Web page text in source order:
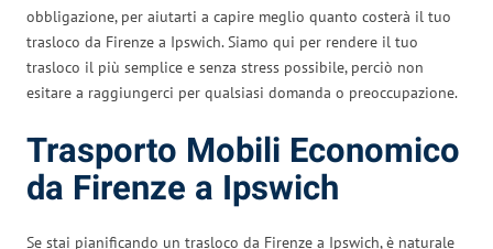
obbligazione, per aiutarti a capire meglio quanto costerà il tuo
trasloco da Firenze a Ipswich. Siamo qui per rendere il tuo
trasloco il più semplice e senza stress possibile, perciò non
esitare a raggiungerci per qualsiasi domanda o preoccupazione.
Trasporto Mobili Economico
da Firenze a Ipswich
Se stai pianificando un trasloco da Firenze a Ipswich, è naturale